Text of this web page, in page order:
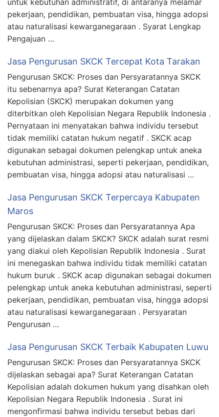
untuk kebutuhan administratif, di antaranya melamar
pekerjaan, pendidikan, pembuatan visa, hingga adopsi
atau naturalisasi kewarganegaraan . Syarat Lengkap
Pengajuan …
Jasa Pengurusan SKCK Tercepat Kota Tarakan
Pengurusan SKCK: Proses dan Persyaratannya SKCK
itu sebenarnya apa? Surat Keterangan Catatan
Kepolisian (SKCK) merupakan dokumen yang
diterbitkan oleh Kepolisian Negara Republik Indonesia .
Pernyataan ini menyatakan bahwa individu tersebut
tidak memiliki catatan hukum negatif . SKCK acap
digunakan sebagai dokumen pelengkap untuk aneka
kebutuhan administrasi, seperti pekerjaan, pendidikan,
pembuatan visa, hingga adopsi atau naturalisasi …
Jasa Pengurusan SKCK Terpercaya Kabupaten
Maros
Pengurusan SKCK: Proses dan Persyaratannya Apa
yang dijelaskan dalam SKCK? SKCK adalah surat resmi
yang diakui oleh Kepolisian Republik Indonesia . Surat
ini menegaskan bahwa individu tidak memiliki catatan
hukum buruk . SKCK acap digunakan sebagai dokumen
pelengkap untuk aneka kebutuhan administrasi, seperti
pekerjaan, pendidikan, pembuatan visa, hingga adopsi
atau naturalisasi kewarganegaraan . Persyaratan
Pengurusan …
Jasa Pengurusan SKCK Terbaik Kabupaten Luwu
Pengurusan SKCK: Proses dan Persyaratannya SKCK
dijelaskan sebagai apa? Surat Keterangan Catatan
Kepolisian adalah dokumen hukum yang disahkan oleh
Kepolisian Negara Republik Indonesia . Surat ini
mengonfirmasi bahwa individu tersebut bebas dari